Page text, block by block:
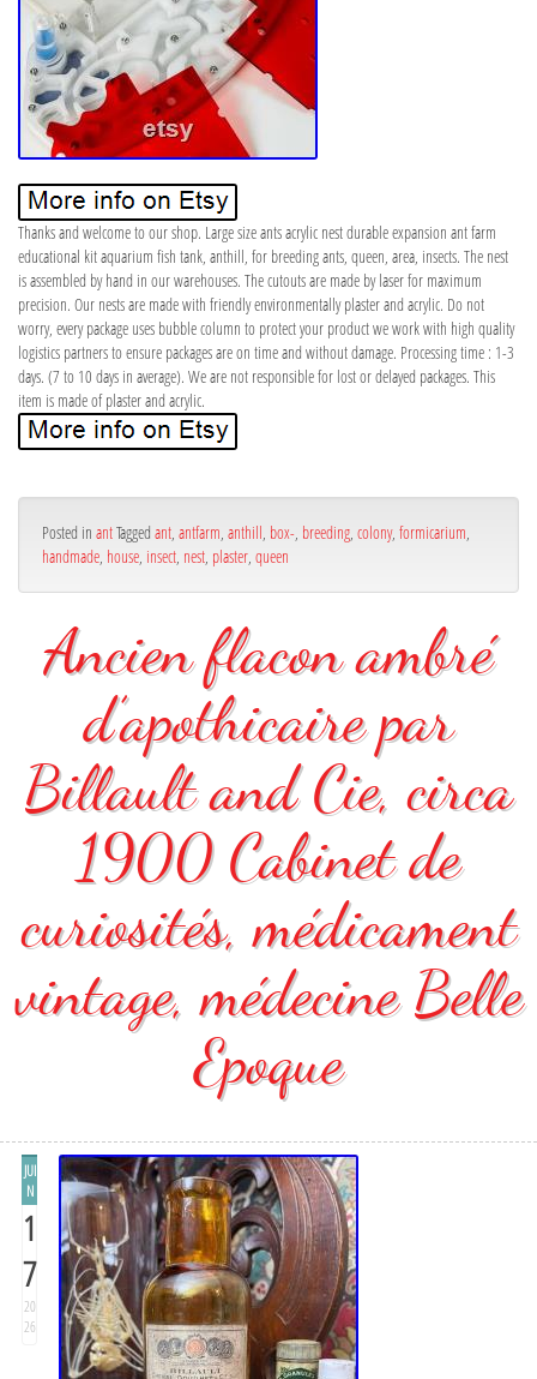
Thanks and welcome to our shop. Large size ants acrylic nest durable expansion ant farm
educational kit aquarium fish tank, anthill, for breeding ants, queen, area, insects. The nest
is assembled by hand in our warehouses. The cutouts are made by laser for maximum
precision. Our nests are made with friendly environmentally plaster and acrylic. Do not
worry, every package uses bubble column to protect your product we work with high quality
logistics partners to ensure packages are on time and without damage. Processing time : 1-3
days. (7 to 10 days in average). We are not responsible for lost or delayed packages. This
item is made of plaster and acrylic.
Posted in antTagged ant antfarm anthill box- breeding colony, formicarium
handmade house insect nest plaster queen
Ancien flacon ambré
d’apothicaire par
Billault and Cie, circa
1900 Cabinet de
curiosités, médicament
vintage, médecine Belle
Epoque
JUI
N
1
7
20
26